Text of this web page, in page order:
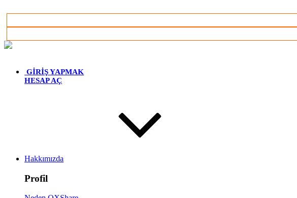
GİRİŞ YAPMAK
HESAP AÇ
Hakkımızda
Profil